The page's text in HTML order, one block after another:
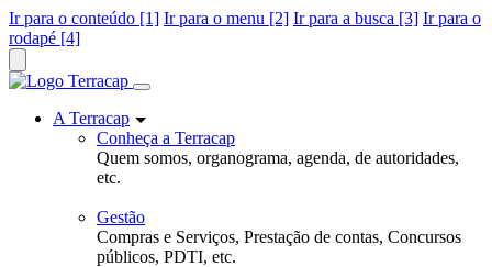
Ir para o conteúdo [1] Ir para o menu [2] Ir para a busca [3] Ir para o
rodapé [4]
A Terracap
Conheça a Terracap
Quem somos, organograma, agenda, de autoridades,
etc.
Gestão
Compras e Serviços, Prestação de contas, Concursos
públicos, PDTI, etc.